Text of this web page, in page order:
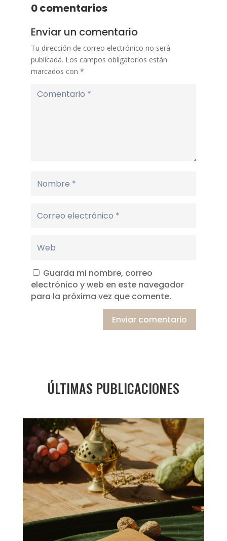
0 comentarios
Enviar un comentario
Tu dirección de correo electrónico no será
publicada. Los campos obligatorios están
marcados con *
Guarda mi nombre, correo
electrónico y web en este navegador
para la próxima vez que comente.
Enviar comentario
ÚLTIMAS PUBLICACIONES